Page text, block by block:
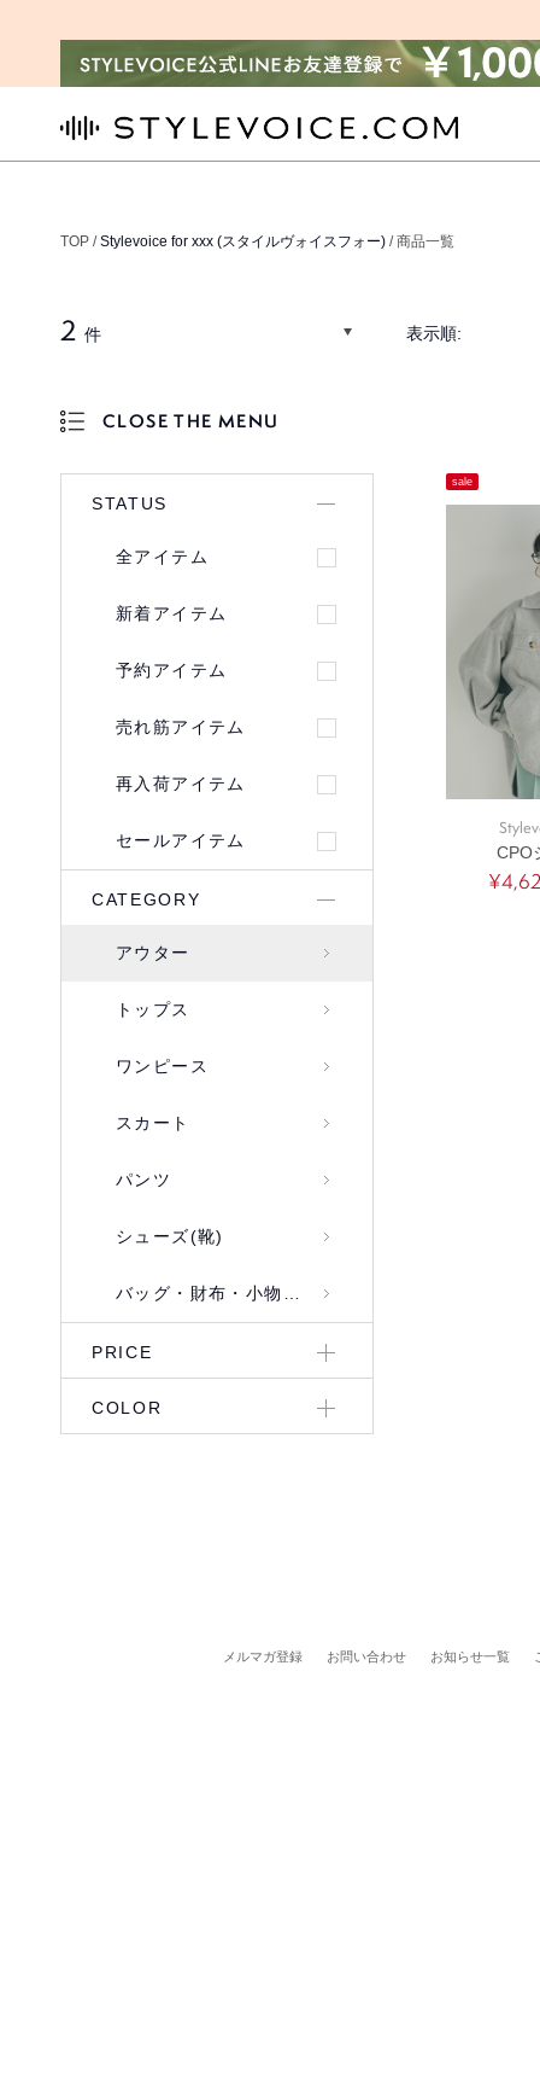
TOP /Stylevoice for xxx (スタイルヴォイスフォー) / 商品一覧
2 件 表示順:
CLOSE THE MENU
STATUS
全アイテム
新着アイテム
予約アイテム
売れ筋アイテム
再入荷アイテム
セールアイテム
CATEGORY
アウター
トップス
ワンピース
スカート
パンツ
シューズ(靴)
バッグ・財布・小物入れ
PRICE
COLOR
sale
CPO
メルマガ登録 お問い合わせ お知らせ一覧